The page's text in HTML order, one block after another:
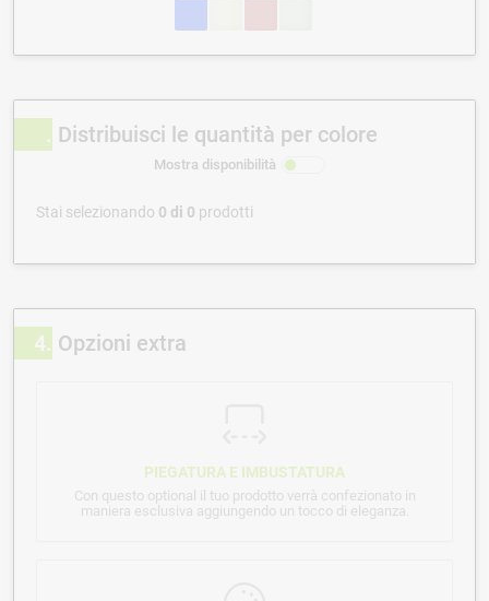
Distribuisci le quantità per colore
Mostra disponibilità
Stai selezionando 0 di 0 prodotti
4 Opzioni extra
PIEGATURA E IMBUSTATURA
Con questo optional il tuo prodotto verrà confezionato in
maniera esclusiva aggiungendo un tocco di eleganza.